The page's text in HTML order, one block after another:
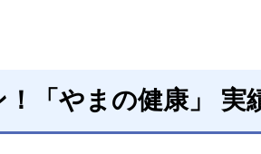
「やまの健康」 実